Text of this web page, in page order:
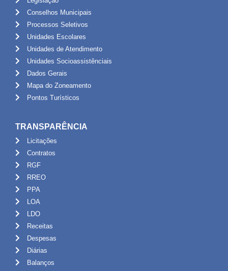
Conselhos Municipais
Processos Seletivos
Unidades Escolares
Unidades de Atendimento
Unidades Socioassistênciais
Dados Gerais
Mapa do Zoneamento
Pontos Turísticos
TRANSPARÊNCIA
Licitações
Contratos
RGF
RREO
PPA
LOA
LDO
Receitas
Despesas
Diárias
Balanços